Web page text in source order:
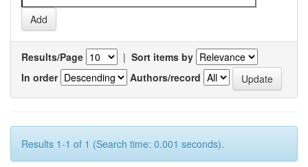
Results/Page | Sort items by
In order
Authors/record
Results 1-1 of 1 (Search time: 0.001 seconds).